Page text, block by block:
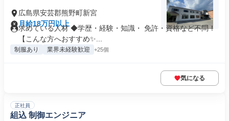
広島県安芸郡熊野町新宮
月給18万円以上
求めている人材 ◆学歴・経験・知識・ 免許・資格など不問！
【こんな方へおすすめ✨...
制服あり 業界未経験歓迎 +25個
気になる
正社員
組込 制御エンジニア